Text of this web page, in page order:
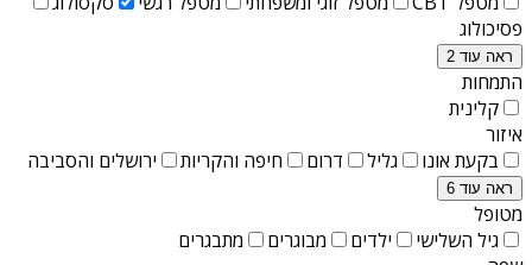
פסיכולוג
ראה עוד 2
התמחות
קלינית
איזור
בקעת אונו
גליל דרום חיפה והקריות ירושלים והסביבה
ראה עוד 6
מטופל
גיל השלישי
ילדים מבוגרים
מתבגרים